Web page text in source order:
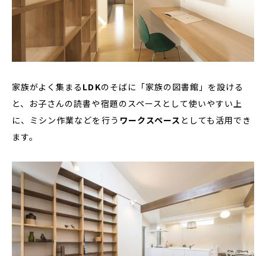
家族がよく集まる LDKのそばに「家族の図書館」を設ける
と、お子さんの読書や宿題のスペースとして使いやすい上
に、ミシン作業などを行う ワークスペース としても活用でき
ます。